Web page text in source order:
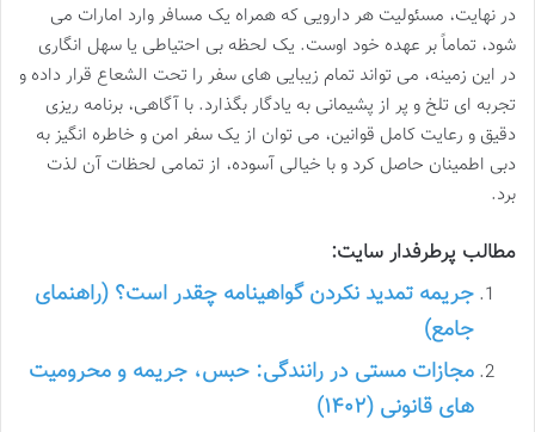
در نهایت، مسئولیت هر دارویی که همراه یک مسافر وارد امارات می
شود، تماماً بر عهده خود اوست. یک لحظه بی احتیاطی یا سهل انگاری
در این زمینه، می تواند تمام زیبایی های سفر را تحت الشعاع قرار داده و
تجربه ای تلخ و پر از پشیمانی به یادگار بگذارد. با آگاهی، برنامه ریزی
دقیق و رعایت کامل قوانین، می توان از یک سفر امن و خاطره انگیز به
دبی اطمینان حاصل کرد و با خیالی آسوده، از تمامی لحظات آن لذت
برد.
مطالب پرطرفدار سایت:
جریمه تمدید نکردن گواهینامه چقدر است؟ (راهنمای
جامع)
مجازات مستی در رانندگی: حبس، جریمه و محرومیت
های قانونی (۱۴۰۲)